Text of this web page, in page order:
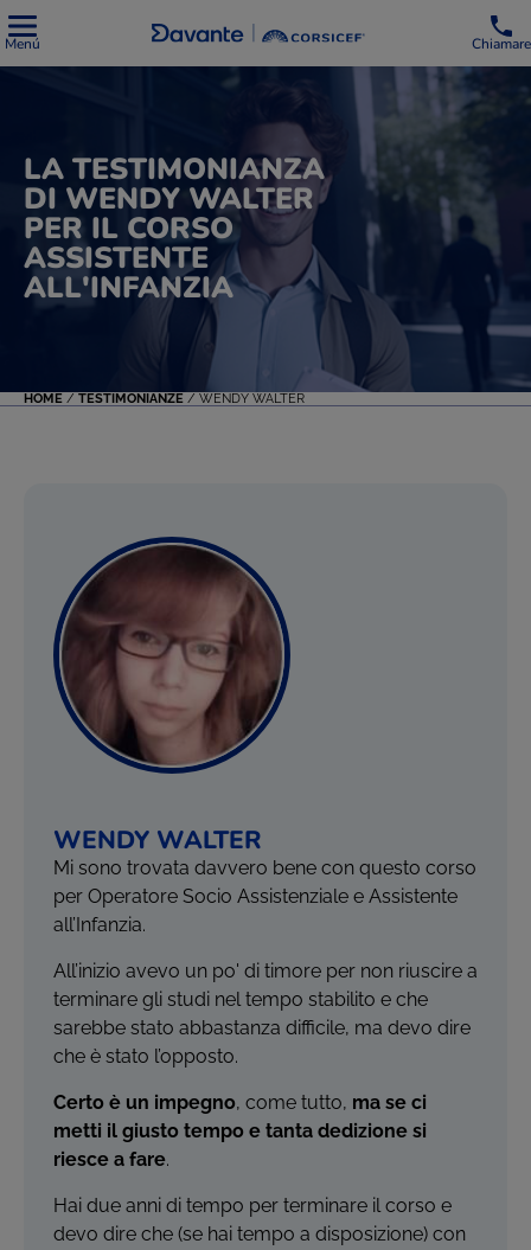
Menú Chiamare
LA TESTIMONIANZA
DI WENDY WALTER
PER IL CORSO
ASSISTENTE
ALL'INFANZIA
HOME / TESTIMONIANZE / WENDY WALTER
WENDY WALTER
Mi sono trovata davvero bene con questo corso
per Operatore Socio Assistenziale e Assistente
all’Infanzia.
All’inizio avevo un po' di timore per non riuscire a
terminare gli studi nel tempo stabilito e che
sarebbe stato abbastanza difficile, ma devo dire
che è stato l’opposto.
Certo è un impegno, come tutto, ma se ci
metti il giusto tempo e tanta dedizione si
riesce a fare.
Hai due anni di tempo per terminare il corso e
devo dire che (se hai tempo a disposizione) con